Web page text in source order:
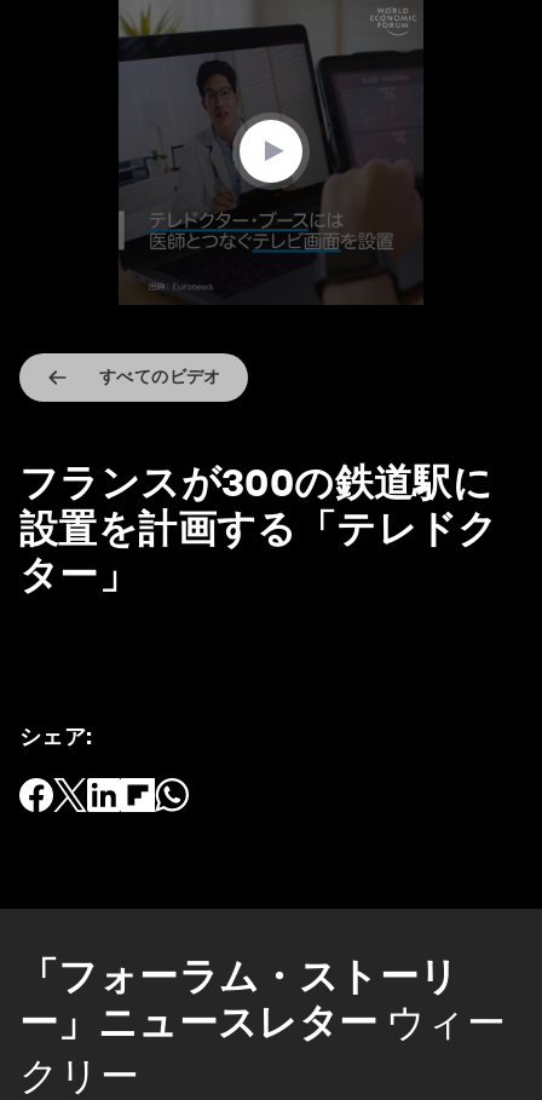
すべてのビデオ
フランスが300の鉄道駅に
設置を計画する「テレドク
ター」
シェア:
「フォーラム・ストーリ
ー」ニュースレター ウィー
クリー